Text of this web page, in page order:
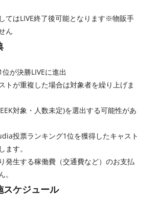
てはLIVE終了後可能となります※物販手
ん
が決勝LIVEに進出
トが重複した場合は対象者を繰り上げま
対象・人数未定)を選出する可能性があ
投票ランキング1位を獲得したキャスト
ます。
発生する稼働費（交通費など）のお支払
スケジュール